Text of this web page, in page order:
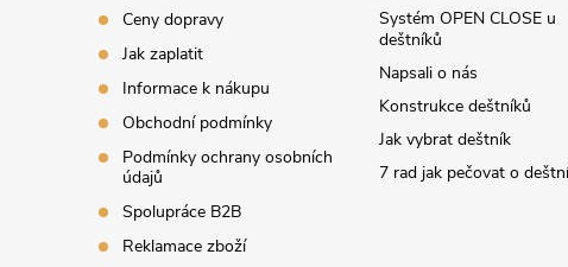
Ceny dopravy
Jak zaplatit
Informace k nákupu
Obchodní podmínky
Podmínky ochrany osobních
údajů
Spolupráce B2B
Reklamace zboží
Systém OPEN CLOSE u
deštníků
Napsali o nás
Konstrukce deštníků
Jak vybrat deštník
7 rad jak pečovat o